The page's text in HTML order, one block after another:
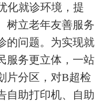
化就诊环境，提
树立老年友善服务
的问题。为实现就
服务更立体，一站
片分区，对B超检
自助打印机、自助